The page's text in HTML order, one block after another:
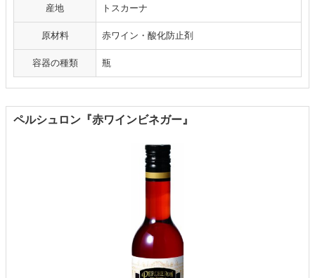
産地 トスカーナ
原材料 赤ワイン・酸化防止剤
容器の種類 瓶
ペルシュロン『赤ワインビネガー』